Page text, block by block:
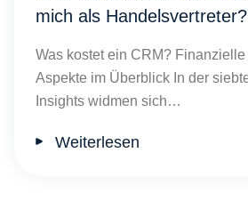
mich als Handelsvertreter?
Was kostet ein CRM?
Aspekte im Überblick In der
Insights widmen sich…
Weiterlesen